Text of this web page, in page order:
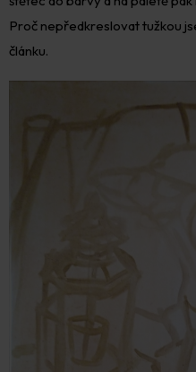
Proč nepředkreslovat tužkou
článku.